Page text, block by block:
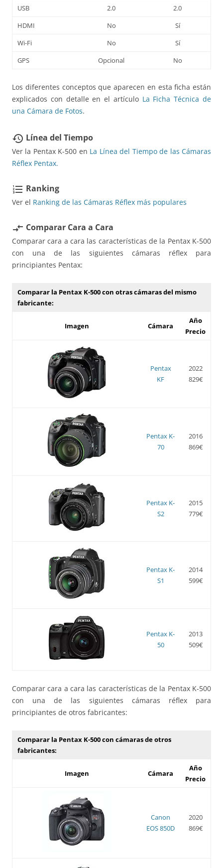
USB
2.0
2.0
HDMI
No
Sí
Wi-Fi
No
Sí
GPS
Opcional No
Los diferentes conceptos que aparecen en esta ficha están
explicados con detalle en el artículo La Ficha Técnica de
una Cámara de Fotos.
restore Línea del Tiempo
Ver la Pentax K-500 en La Línea del Tiempo de las Cámaras
Réflex Pentax.
format_list_numbered Ranking
Ver el Ranking de las Cámaras Réflex más populares
compare_arrows Comparar Cara a Cara
Comparar cara a cara las características de la Pentax K-500
con una de las siguientes cámaras réflex para
principiantes Pentax:
Comparar la Pentax K-500 con otras cámaras del mismo
fabricante:
Imagen Cámara
Año
Precio
Pentax
KF
2022
829€
Pentax K-
70
2016
869€
Pentax K-
S2
2015
779€
Pentax K-
S1
2014
599€
Pentax K-
50
2013
509€
Comparar cara a cara las características de la Pentax K-500
con una de las siguientes cámaras réflex para
principiantes de otros fabricantes:
Comparar la Pentax K-500 con cámaras de otros
fabricantes:
Imagen Cámara
Año
Precio
Canon
EOS 850D
2020
869€